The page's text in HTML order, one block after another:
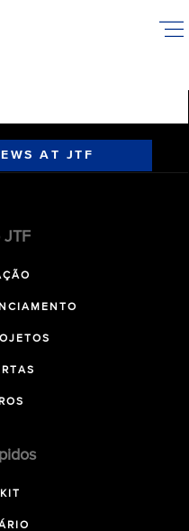
AT JTF
JTF